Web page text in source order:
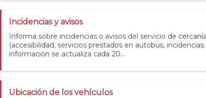
Incidencias y avisos
Informa sobre incidencias o avisos del servicio de
(accesibilidad, servicios prestados en autobus, incidencias
información se actualiza cada 20...
Ubicación de los vehículos